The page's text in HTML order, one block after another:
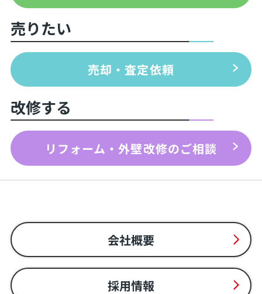
売りたい
売却・査定依頼
改修する
リフォーム・外壁改修のご相談
会社概要
採用情報